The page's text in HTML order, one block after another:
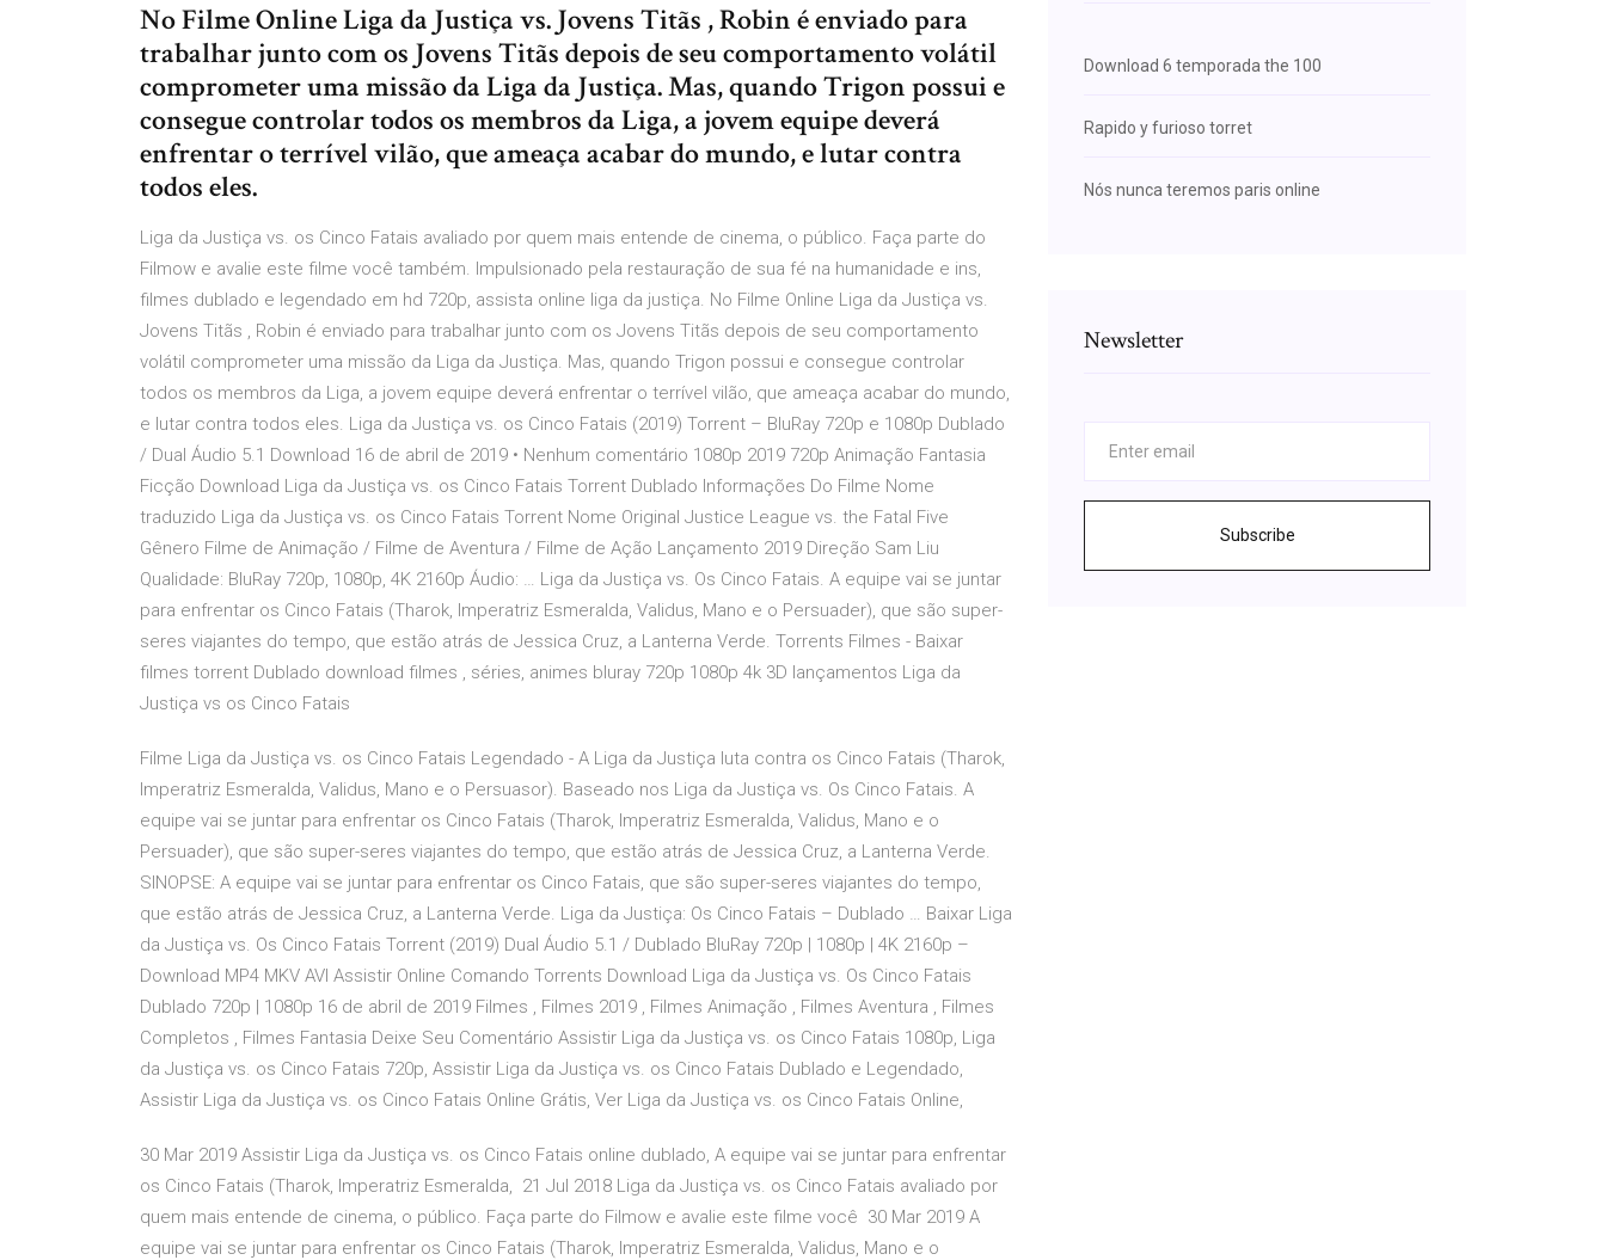
No Filme Online Liga da Justiça vs. Jovens Titãs , Robin é enviado para
trabalhar junto com os Jovens Titãs depois de seu comportamento volátil
comprometer uma missão da Liga da Justiça. Mas, quando Trigon possui e
consegue controlar todos os membros da Liga, a jovem equipe deverá
enfrentar o terrível vilão, que ameaça acabar do mundo, e lutar contra
todos eles.
Liga da Justiça vs. os Cinco Fatais avaliado por quem mais entende de cinema, o público. Faça parte do
Filmow e avalie este filme você também. Impulsionado pela restauração de sua fé na humanidade e ins,
filmes dublado e legendado em hd 720p, assista online liga da justiça. No Filme Online Liga da Justiça vs.
Jovens Titãs , Robin é enviado para trabalhar junto com os Jovens Titãs depois de seu comportamento
volátil comprometer uma missão da Liga da Justiça. Mas, quando Trigon possui e consegue controlar
todos os membros da Liga, a jovem equipe deverá enfrentar o terrível vilão, que ameaça acabar do mundo,
e lutar contra todos eles. Liga da Justiça vs. os Cinco Fatais (2019) Torrent – BluRay 720p e 1080p Dublado
/ Dual Áudio 5.1 Download 16 de abril de 2019 • Nenhum comentário 1080p 2019 720p Animação Fantasia
Ficção Download Liga da Justiça vs. os Cinco Fatais Torrent Dublado Informações Do Filme Nome
traduzido Liga da Justiça vs. os Cinco Fatais Torrent Nome Original Justice League vs. the Fatal Five
Gênero Filme de Animação / Filme de Aventura / Filme de Ação Lançamento 2019 Direção Sam Liu
Qualidade: BluRay 720p, 1080p, 4K 2160p Áudio: … Liga da Justiça vs. Os Cinco Fatais. A equipe vai se juntar
para enfrentar os Cinco Fatais (Tharok, Imperatriz Esmeralda, Validus, Mano e o Persuader), que são super-
seres viajantes do tempo, que estão atrás de Jessica Cruz, a Lanterna Verde. Torrents Filmes - Baixar
filmes torrent Dublado download filmes , séries, animes bluray 720p 1080p 4k 3D lançamentos Liga da
Justiça vs os Cinco Fatais
Filme Liga da Justiça vs. os Cinco Fatais Legendado - A Liga da Justiça luta contra os Cinco Fatais (Tharok,
Imperatriz Esmeralda, Validus, Mano e o Persuasor). Baseado nos Liga da Justiça vs. Os Cinco Fatais. A
equipe vai se juntar para enfrentar os Cinco Fatais (Tharok, Imperatriz Esmeralda, Validus, Mano e o
Persuader), que são super-seres viajantes do tempo, que estão atrás de Jessica Cruz, a Lanterna Verde.
SINOPSE: A equipe vai se juntar para enfrentar os Cinco Fatais, que são super-seres viajantes do tempo,
que estão atrás de Jessica Cruz, a Lanterna Verde. Liga da Justiça: Os Cinco Fatais – Dublado … Baixar Liga
da Justiça vs. Os Cinco Fatais Torrent (2019) Dual Áudio 5.1 / Dublado BluRay 720p | 1080p | 4K 2160p –
Download MP4 MKV AVI Assistir Online Comando Torrents Download Liga da Justiça vs. Os Cinco Fatais
Dublado 720p | 1080p 16 de abril de 2019 Filmes , Filmes 2019 , Filmes Animação , Filmes Aventura , Filmes
Completos , Filmes Fantasia Deixe Seu Comentário Assistir Liga da Justiça vs. os Cinco Fatais 1080p, Liga
da Justiça vs. os Cinco Fatais 720p, Assistir Liga da Justiça vs. os Cinco Fatais Dublado e Legendado,
Assistir Liga da Justiça vs. os Cinco Fatais Online Grátis, Ver Liga da Justiça vs. os Cinco Fatais Online,
30 Mar 2019 Assistir Liga da Justiça vs. os Cinco Fatais online dublado, A equipe vai se juntar para enfrentar
os Cinco Fatais (Tharok, Imperatriz Esmeralda, 21 Jul 2018 Liga da Justiça vs. os Cinco Fatais avaliado por
quem mais entende de cinema, o público. Faça parte do Filmow e avalie este filme você 30 Mar 2019 A
equipe vai se juntar para enfrentar os Cinco Fatais (Tharok, Imperatriz Esmeralda, Validus, Mano e o
Download 6 temporada the 100
Rapido y furioso torret
Nós nunca teremos paris online
Newsletter
Subscribe